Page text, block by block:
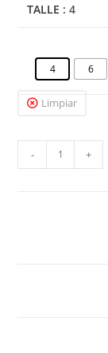
TALLE : 4
4 6
Limpiar
- +